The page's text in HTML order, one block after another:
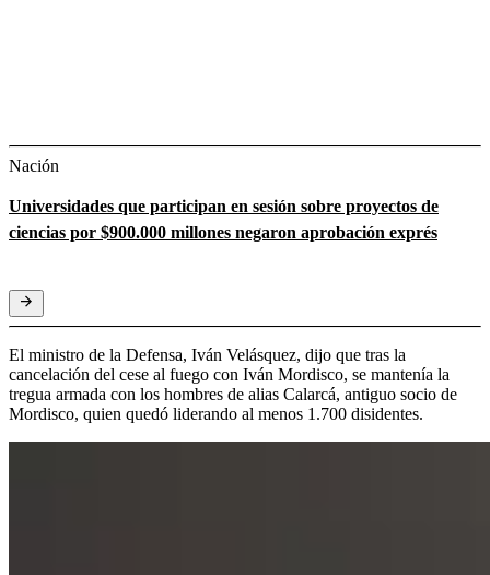
Nación
Universidades que participan en sesión sobre proyectos de
ciencias por $900.000 millones negaron aprobación exprés
El ministro de la Defensa, Iván Velásquez, dijo que tras la
cancelación del cese al fuego con Iván Mordisco, se mantenía la
tregua armada con los hombres de alias Calarcá, antiguo socio de
Mordisco, quien quedó liderando al menos 1.700 disidentes.